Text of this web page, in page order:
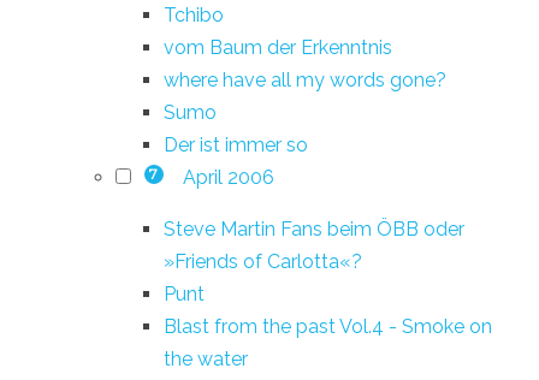
Tchibo
vom Baum der Erkenntnis
where have all my words gone?
Sumo
Der ist immer so
7 April 2006
Steve Martin Fans beim ÖBB oder
»Friends of Carlotta«?
Punt
Blast from the past Vol.4 - Smoke on
the water